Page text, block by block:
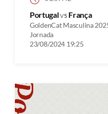
Portugalvs França
GoldenCat Masculina
Jornada
23/08/2024 19:25